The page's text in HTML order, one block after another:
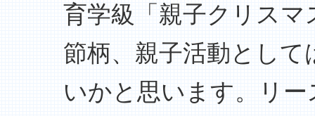
育学級「親子クリス
節柄、親子活動とし
いかと思います。リ